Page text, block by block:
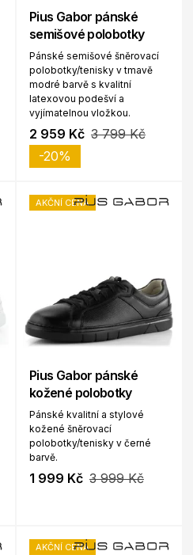
Pius Gabor pánské
semišové polobotky
Pánské semišové šněrovací
polobotky/tenisky v tmavě
modré barvě s kvalitní
latexovou podešví a
vyjímatelnou vložkou.
2 959 Kč 3 799 Kč
-20%
AKČNÍ CENA
Pius Gabor pánské
kožené polobotky
Pánské kvalitní a stylové
kožené šněrovací
polobotky/tenisky v černé
barvě.
1 999 Kč 3 999 Kč
AKČNÍ CENA